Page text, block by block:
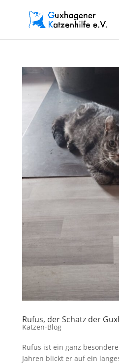
Rufus, der Schatz der
Katzen-Blog
Rufus ist ein ganz
Jahren blickt er auf ein